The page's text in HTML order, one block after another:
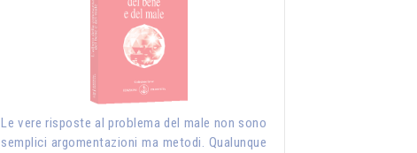
Le vere risposte al problema del male non sono
semplici argomentazioni ma metodi. Qualunque